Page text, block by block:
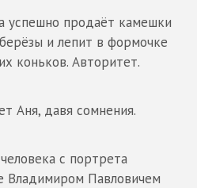
успешно продаёт камешки
и лепит в формочке
коньков. Авторитет.
Аня, давя сомнения.
с портрета
Владимиром Павловичем